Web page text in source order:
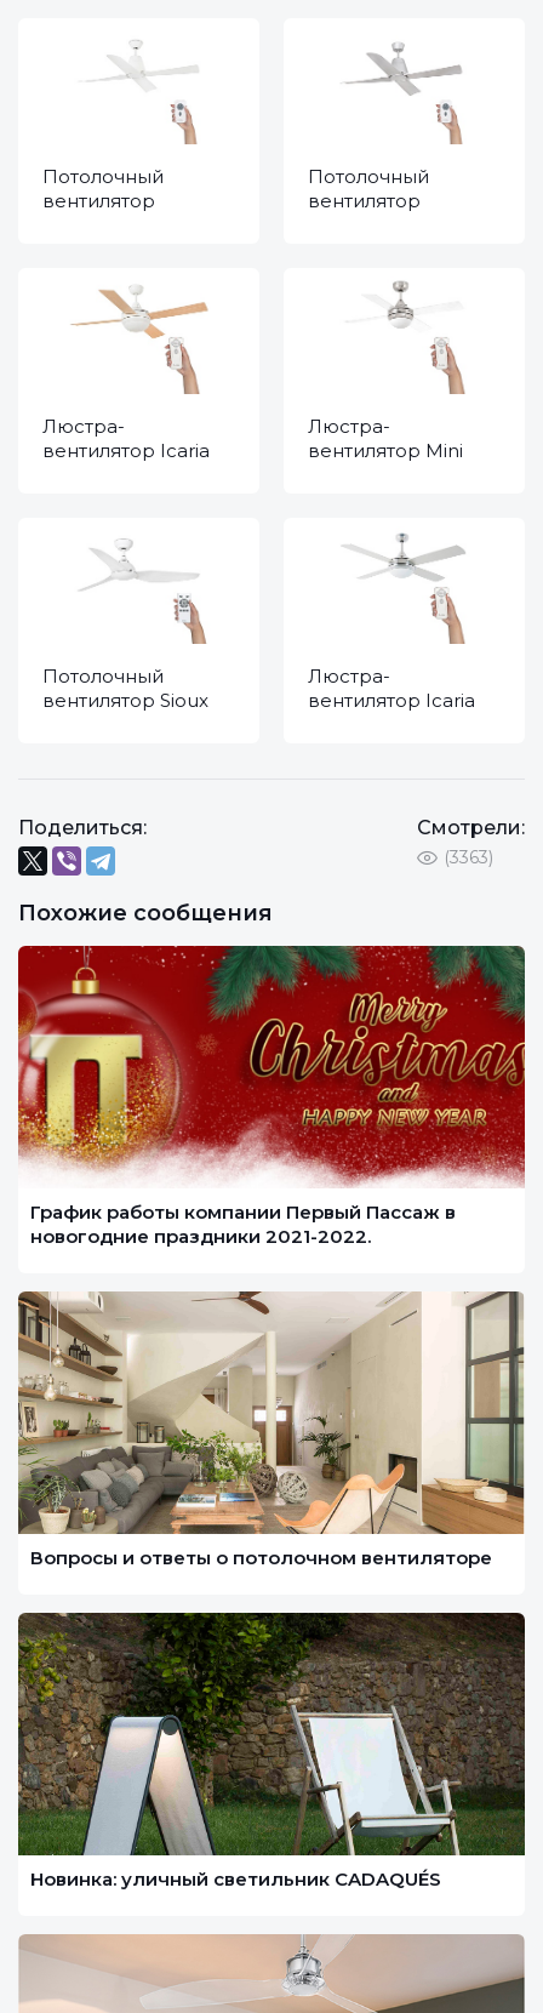
Потолочный
вентилятор
Потолочный
вентилятор
Люстра-
вентилятор Icaria
Люстра-
вентилятор Mini
Потолочный
вентилятор Sioux
Люстра-
вентилятор Icaria
Поделиться: Смотрели:
(3363)
Похожие сообщения
График работы компании Первый Пассаж в
новогодние праздники 2021-2022.
Вопросы и ответы о потолочном вентиляторе
Новинка: уличный светильник CADAQUÉS